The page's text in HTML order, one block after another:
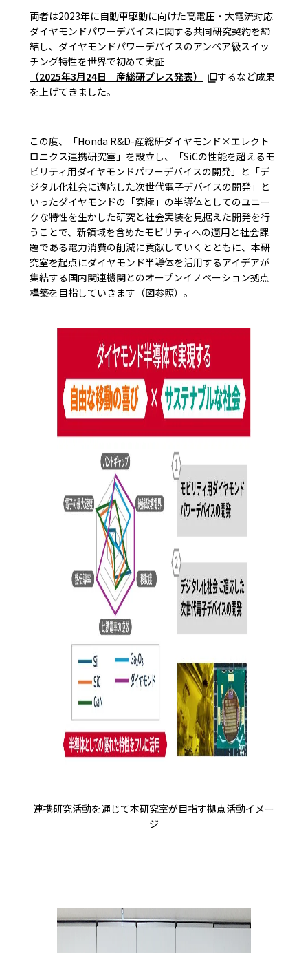
両者は2023年に自動車駆動に向けた高電圧・大電流対応
ダイヤモンドパワーデバイスに関する共同研究契約を締
結し、ダイヤモンドパワーデバイスのアンペア級スイッ
チング特性を世界で初めて実証
（2025年3月24日 産総研プレス発表）
するなど成果
を上げてきました。
この度、「Honda R&D-産総研ダイヤモンド×エレクト
ロニクス連携研究室」を設立し、「SiCの性能を超えるモ
ビリティ用ダイヤモンドパワーデバイスの開発」と「デ
ジタル化社会に適応した次世代電子デバイスの開発」と
いったダイヤモンドの「究極」の半導体としてのユニー
クな特性を生かした研究と社会実装を見据えた開発を行
うことで、新領域を含めたモビリティへの適用と社会課
題である電力消費の削減に貢献していくとともに、本研
究室を起点にダイヤモンド半導体を活用するアイデアが
集結する国内関連機関とのオープンイノベーション拠点
構築を目指していきます（図参照）。
連携研究活動を通じて本研究室が目指す拠点活動イメー
ジ